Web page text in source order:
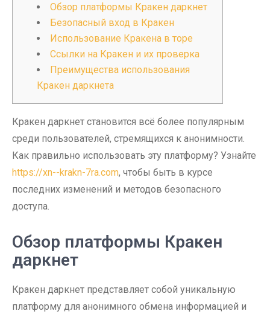
Обзор платформы Кракен даркнет
Безопасный вход в Кракен
Использование Кракена в торе
Ссылки на Кракен и их проверка
Преимущества использования
Кракен даркнета
Кракен даркнет становится всё более популярным
среди пользователей, стремящихся к анонимности.
Как правильно использовать эту платформу? Узнайте
https://xn--krakn-7ra.com, чтобы быть в курсе
последних изменений и методов безопасного
доступа.
Обзор платформы Кракен
даркнет
Кракен даркнет представляет собой уникальную
платформу для анонимного обмена информацией и